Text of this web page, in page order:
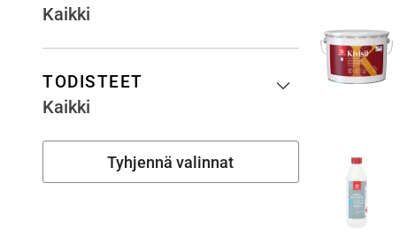
Kaikki
TODISTEET
Kaikki